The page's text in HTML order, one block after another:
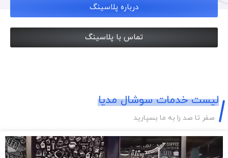
درباره پلاسینگ
تماس با پلاسینگ
لیست خدمات سوشال مدیا
صفر تا صد را به ما بسپارید